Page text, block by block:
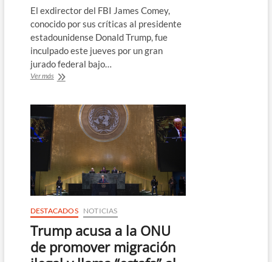
El exdirector del FBI James Comey,
conocido por sus críticas al presidente
estadounidense Donald Trump, fue
inculpado este jueves por un gran
jurado federal bajo…
Ver másInculpan
Unidos
al
exdirector
FBI
James
Comey,
crítico
de
Donald
Trump
DESTACADOS NOTICIAS
Trump acusa a la ONU
de promover migración